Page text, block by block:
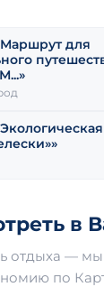
для
в
отдыха —
по